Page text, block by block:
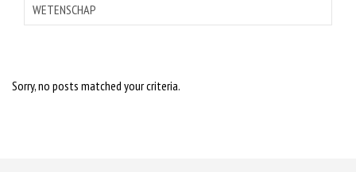
WETENSCHAP
Sorry, no posts matched your criteria.